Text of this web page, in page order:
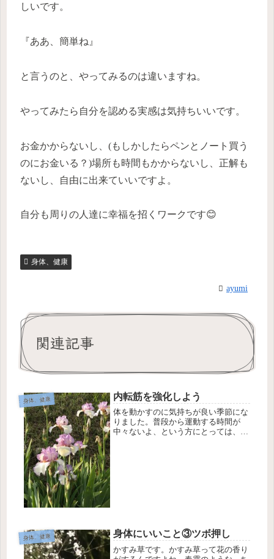
しいです。
『ああ、簡単ね』
と言うのと、やってみるのは違いますね。
やってみたら自分を認める実感は気持ちいいです。
お金かからないし、(もしかしたらペンとノート買う
のにお金いる？)場所も時間もかからないし、正解も
ないし、自由に出来ていいですよ。
自分も周りの人達に幸福を招くワークです😊
身体、健康
ayumi
関連記事
身体、健康 内転筋を強化しよう
体を動かすのに気持ちが良い季節にな
りました。普段から運動する時間が
中々ないよ、という方にとっては、良
身体、健康 身体にいいこと③ツボ押し
かすみ草です。かすみ草って花の香り